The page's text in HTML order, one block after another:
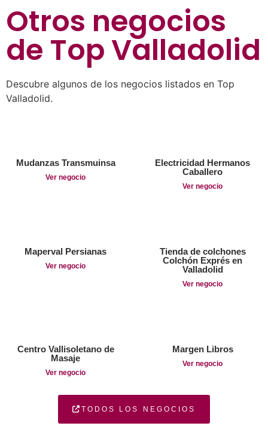
Otros negocios
de Top Valladolid
Descubre algunos de los negocios listados en Top
Valladolid.
Mudanzas Transmuinsa
Ver negocio
Electricidad Hermanos
Caballero
Ver negocio
Maperval Persianas
Ver negocio
Tienda de colchones
Colchón Exprés en
Valladolid
Ver negocio
Centro Vallisoletano de
Masaje
Ver negocio
Margen Libros
Ver negocio
TODOS LOS NEGOCIOS